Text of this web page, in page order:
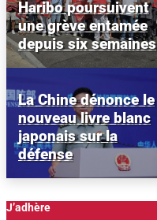
Haribo poursuivent
une grève entamée
depuis six semaines
La Chine dénonce le
nouveau livre blanc
japonais sur la
défense
J’adhère